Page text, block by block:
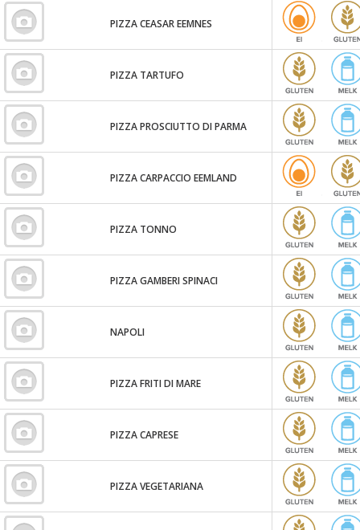
PIZZA CEASAR EEMNES
PIZZA TARTUFO
PIZZA PROSCIUTTO DI PARMA
PIZZA CARPACCIO EEMLAND
PIZZA TONNO
PIZZA GAMBERI SPINACI
NAPOLI
PIZZA FRITI DI MARE
PIZZA CAPRESE
PIZZA VEGETARIANA